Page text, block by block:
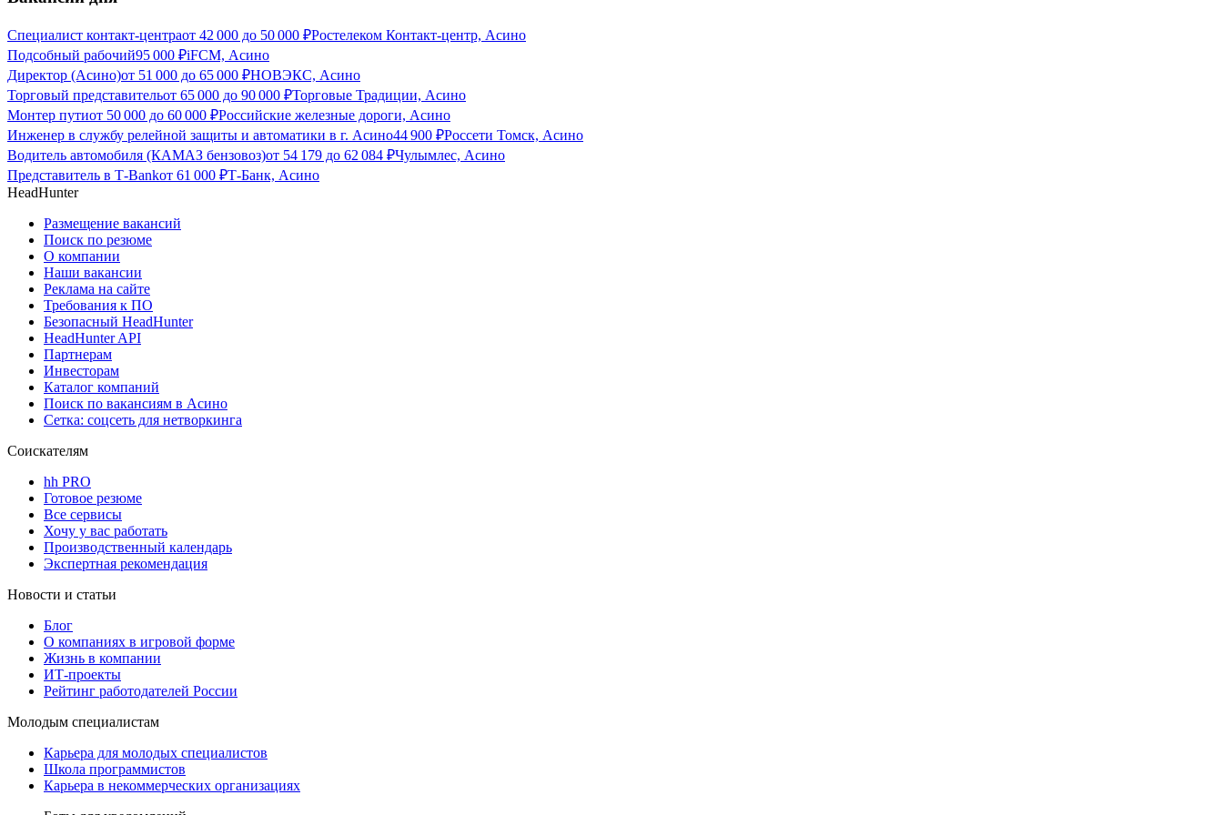
Специалист контакт-центраот 42 000 до 50 000 ₽Ростелеком Контакт-центр, Асино
Подсобный рабочий95 000 ₽iFCM, Асино
Директор (Асино)от 51 000 до 65 000 ₽НОВЭКС, Асино
Торговый представительот 65 000 до 90 000 ₽Торговые Традиции, Асино
Монтер путиот 50 000 до 60 000 ₽Российские железные дороги, Асино
Инженер в службу релейной защиты и автоматики в г. Асино44 900 ₽Россети Томск, Асино
Водитель автомобиля (КАМАЗ бензовоз)от 54 179 до 62 084 ₽Чулымлес, Асино
Представитель в Т-Bankот 61 000 ₽Т-Банк, Асино
HeadHunter
Размещение вакансий
Поиск по резюме
О компании
Наши вакансии
Реклама на сайте
Требования к ПО
Безопасный HeadHunter
HeadHunter API
Партнерам
Инвесторам
Каталог компаний
Поиск по вакансиям в Асино
Сетка: соцсеть для нетворкинга
Соискателям
hh PRO
Готовое резюме
Все сервисы
Хочу у вас работать
Производственный календарь
Экспертная рекомендация
Новости и статьи
Блог
О компаниях в игровой форме
Жизнь в компании
ИТ-проекты
Рейтинг работодателей России
Молодым специалистам
Карьера для молодых специалистов
Школа программистов
Карьера в некоммерческих организациях